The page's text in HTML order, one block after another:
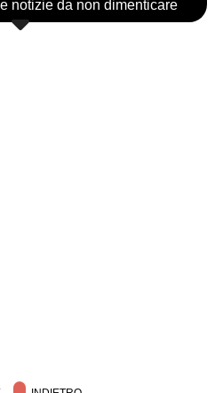
notizie da non dimenticare